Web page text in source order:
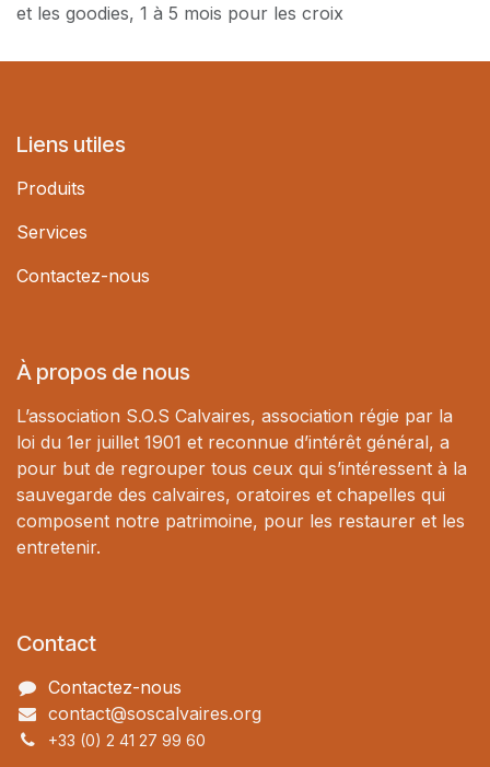
et les goodies, 1 à 5 mois pour les croix
Liens utiles
Produits
Services
Contactez-nous
À propos de nous
L’association S.O.S Calvaires, association régie par la
loi du 1er juillet 1901 et reconnue d’intérêt général, a
pour but de regrouper tous ceux qui s’intéressent à la
sauvegarde des calvaires, oratoires et chapelles qui
composent notre patrimoine, pour les restaurer et les
entretenir.
Contact
Contactez-nous
contact@soscalvaires.org
+33 (0) 2 41 27 99 60